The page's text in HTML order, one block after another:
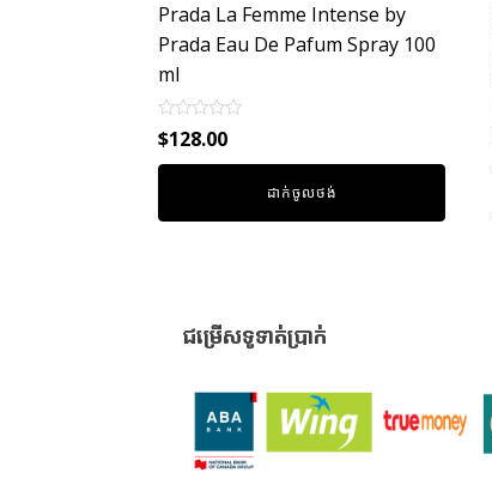
Prada La Femme Intense by
Prada Eau De Pafum Spray 100
ml
Rated
0
out
$128.00
ដាក់ចូលថង់
ជម្រើសទូទាត់ប្រាក់